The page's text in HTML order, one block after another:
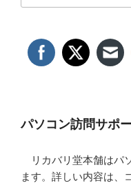
パソコン訪問サポ
リカバリ堂本舗はパ
ます。詳しい内容は、